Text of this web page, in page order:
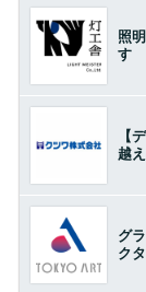
照
す
【
越
グ
ク